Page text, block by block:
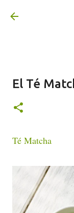
El Té
Té Matcha